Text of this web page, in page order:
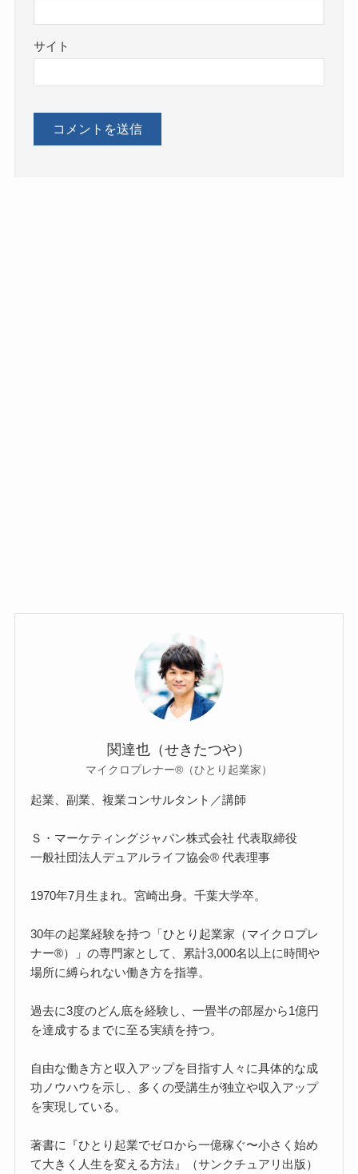
サイト
関達也（せきたつや）
マイクロプレナー®（ひとり起業家）
起業、副業、複業コンサルタント／講師
Ｓ・マーケティングジャパン株式会社 代表取締役
一般社団法人デュアルライフ協会® 代表理事
1970年7月生まれ。宮崎出身。千葉大学卒。
30年の起業経験を持つ「ひとり起業家（マイクロプレ
ナー®）」の専門家として、累計3,000名以上に時間や
場所に縛られない働き方を指導。
過去に3度のどん底を経験し、一畳半の部屋から1億円
を達成するまでに至る実績を持つ。
自由な働き方と収入アップを目指す人々に具体的な成
功ノウハウを示し、多くの受講生が独立や収入アップ
を実現している。
著書に『ひとり起業でゼロから一億稼ぐ〜小さく始め
て大きく人生を変える方法』（サンクチュアリ出版）